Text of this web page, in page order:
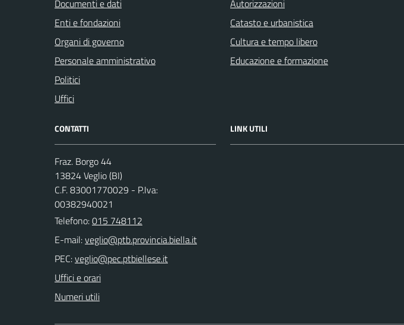
Documenti e dati
Enti e fondazioni
Organi di governo
Personale amministrativo
Politici
Uffici
Autorizzazioni
Catasto e urbanistica
Cultura e tempo libero
Educazione e formazione
CONTATTI
Fraz. Borgo 44
13824 Veglio (BI)
C.F. 83001770029 - P.Iva:
00382940021
Telefono:015 748112
E-mail:
PEC:
Uffici e orari
Numeri utili
LINK UTILI